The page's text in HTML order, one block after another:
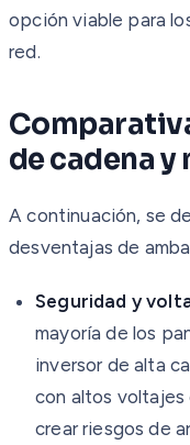
opción viable para
red.
de cadena
A continuación, se
desventajas de
Seguridad y
mayoría de los
inversor de alta
con altos voltajes
crear riesgos de